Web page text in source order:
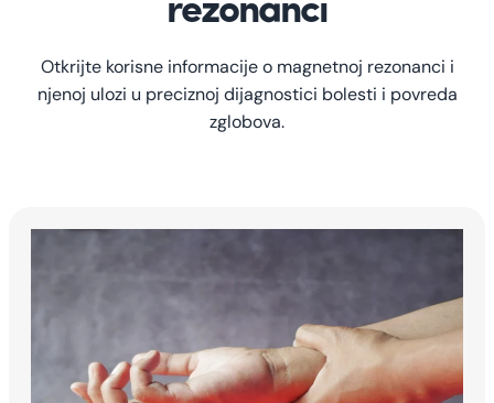
rezonanci
Otkrijte korisne informacije o magnetnoj rezonanci i
njenoj ulozi u preciznoj dijagnostici bolesti i povreda
zglobova.